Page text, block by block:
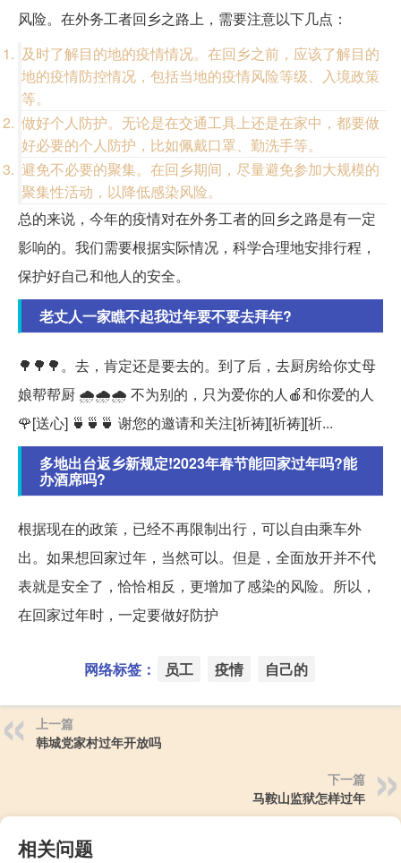
风险。在外务工者回乡之路上，需要注意以下几点：
及时了解目的地的疫情情况。在回乡之前，应该了解目的
地的疫情防控情况，包括当地的疫情风险等级、入境政策
等。
做好个人防护。无论是在交通工具上还是在家中，都要做
好必要的个人防护，比如佩戴口罩、勤洗手等。
避免不必要的聚集。在回乡期间，尽量避免参加大规模的
聚集性活动，以降低感染风险。
总的来说，今年的疫情对在外务工者的回乡之路是有一定
影响的。我们需要根据实际情况，科学合理地安排行程，
保护好自己和他人的安全。
老丈人一家瞧不起我过年要不要去拜年?
🌳🌳🌳。去，肯定还是要去的。到了后，去厨房给你丈母
娘帮帮厨 🌧🌧🌧 不为别的，只为爱你的人🍎和你爱的人
🌹[送心] 🍵🍵🍵 谢您的邀请和关注[祈祷][祈祷][祈...
多地出台返乡新规定!2023年春节能回家过年吗?能
办酒席吗?
根据现在的政策，已经不再限制出行，可以自由乘车外
出。如果想回家过年，当然可以。但是，全面放开并不代
表就是安全了，恰恰相反，更增加了感染的风险。所以，
在回家过年时，一定要做好防护
网络标签： 员工 疫情 自己的
上一篇
韩城党家村过年开放吗
下一篇
马鞍山监狱怎样过年
相关问题